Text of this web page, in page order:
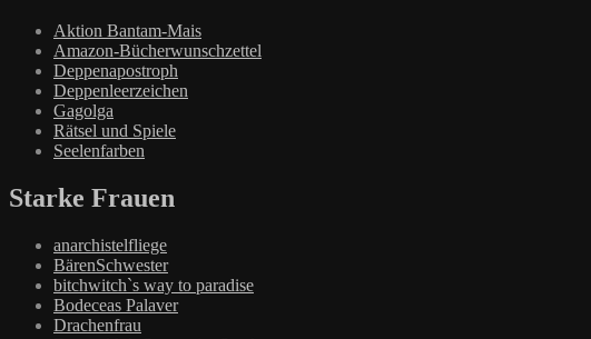
Aktion Bantam-Mais
Amazon-Bücherwunschzettel
Deppenapostroph
Deppenleerzeichen
Gagolga
Rätsel und Spiele
Seelenfarben
Starke Frauen
anarchistelfliege
BärenSchwester
bitchwitch`s way to paradise
Bodeceas Palaver
Drachenfrau